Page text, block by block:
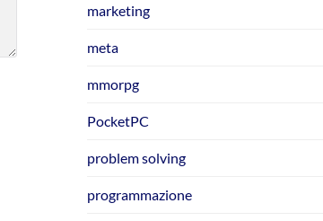
marketing
meta
mmorpg
PocketPC
problem solving
programmazione